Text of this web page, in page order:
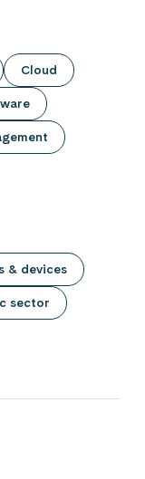
Cloud
& devices
sector